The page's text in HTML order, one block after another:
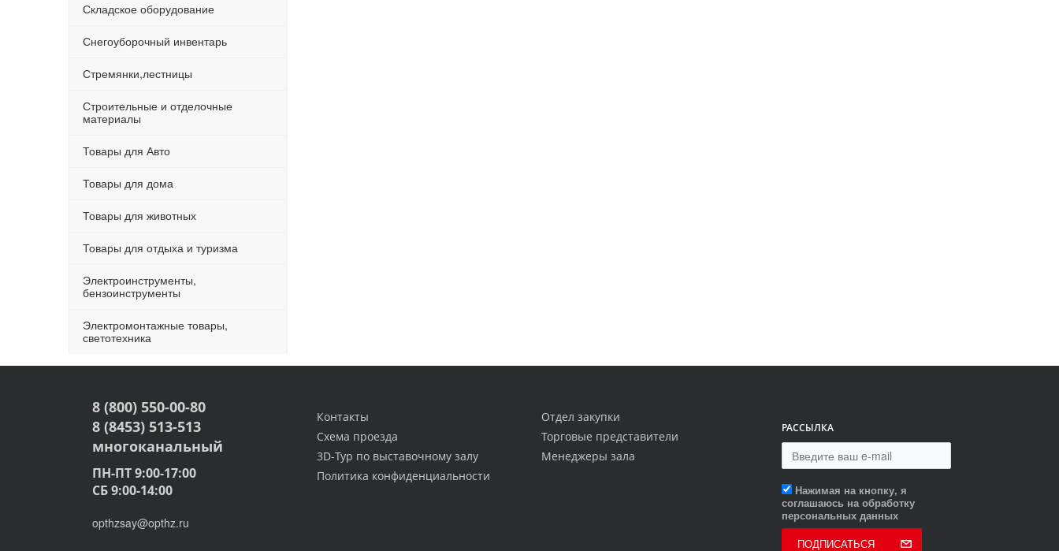
Складское оборудование
Снегоуборочный инвентарь
Стремянки,лестницы
Строительные и отделочные
материалы
Товары для Авто
Товары для дома
Товары для животных
Товары для отдыха и туризма
Электроинструменты,
бензоинструменты
Электромонтажные товары,
светотехника
Отдел закупки
Торговые представители
Менеджеры зала
Контакты
Схема проезда
3D-Тур по выставочному залу
Политика конфиденциальности
РАССЫЛКА
Нажимая на кнопку, я
соглашаюсь на обработку
персональных данных
ПОДПИСАТЬСЯ
8 (800) 550-00-80
8 (8453) 513-513
многоканальный
ПН-ПТ 9:00-17:00
СБ 9:00-14:00
opthzsay@opthz.ru